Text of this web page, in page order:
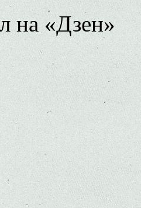
на «Дзен»